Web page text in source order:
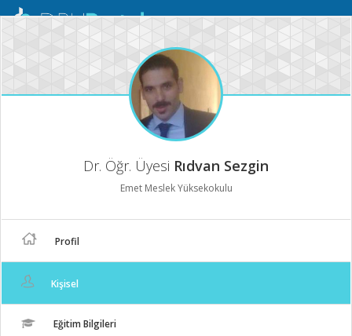
Mobil
Dr. Öğr. Üyesi Rıdvan Sezgin
Emet Meslek Yüksekokulu
Profil
Kişisel
Eğitim Bilgileri